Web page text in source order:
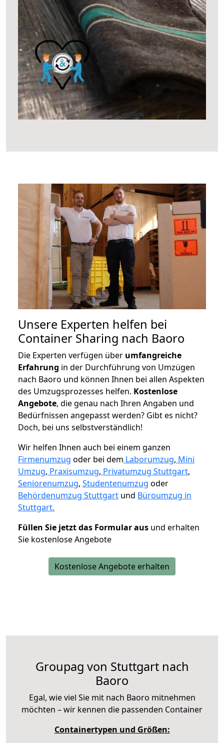
Unsere Experten helfen bei
Container Sharing nach Baoro
Die Experten verfügen über umfangreiche
Erfahrung in der Durchführung von Umzügen
nach Baoro und können Ihnen bei allen Aspekten
des Umzugsprozesses helfen. Kostenlose
Angebote, die genau nach Ihren Angaben und
Bedürfnissen angepasst werden? Gibt es nicht?
Doch, bei uns selbstverständlich!
Wir helfen Ihnen auch bei einem ganzen
Firmenumzug oder bei dem Laborumzug, Mini
Umzug, Praxisumzug, Privatumzug Stuttgart,
Seniorenumzug, Studentenumzug oder
Behördenumzug Stuttgart und Büroumzug in
Stuttgart.
Füllen Sie jetzt das Formular aus und erhalten
Sie kostenlose Angebote
Kostenlose Angebote erhalten
Groupag von Stuttgart nach
Baoro
Egal, wie viel Sie mit nach Baoro mitnehmen
möchten – wir kennen die passenden Container
Containertypen und Größen: